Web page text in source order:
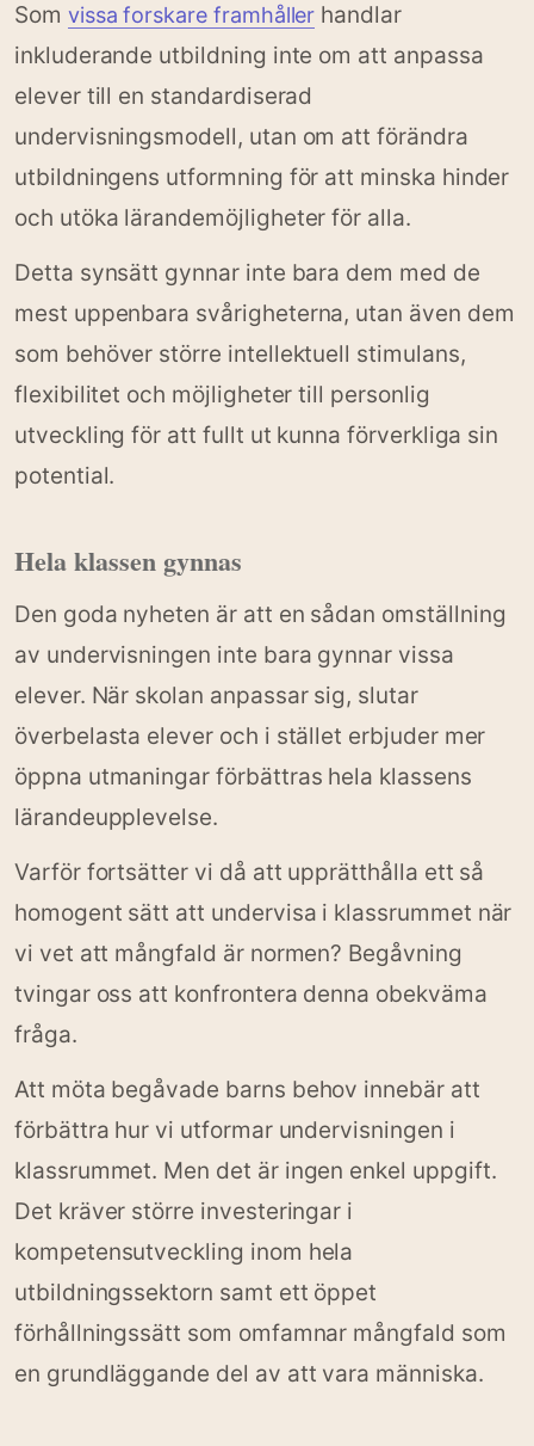
Som vissa forskare framhåller handlar
inkluderande utbildning inte om att anpassa
elever till en standardiserad
undervisningsmodell, utan om att förändra
utbildningens utformning för att minska hinder
och utöka lärandemöjligheter för alla.
Detta synsätt gynnar inte bara dem med de
mest uppenbara svårigheterna, utan även dem
som behöver större intellektuell stimulans,
flexibilitet och möjligheter till personlig
utveckling för att fullt ut kunna förverkliga sin
potential.
Hela klassen gynnas
Den goda nyheten är att en sådan omställning
av undervisningen inte bara gynnar vissa
elever. När skolan anpassar sig, slutar
överbelasta elever och i stället erbjuder mer
öppna utmaningar förbättras hela klassens
lärandeupplevelse.
Varför fortsätter vi då att upprätthålla ett så
homogent sätt att undervisa i klassrummet när
vi vet att mångfald är normen? Begåvning
tvingar oss att konfrontera denna obekväma
fråga.
Att möta begåvade barns behov innebär att
förbättra hur vi utformar undervisningen i
klassrummet. Men det är ingen enkel uppgift.
Det kräver större investeringar i
kompetensutveckling inom hela
utbildningssektorn samt ett öppet
förhållningssätt som omfamnar mångfald som
en grundläggande del av att vara människa.